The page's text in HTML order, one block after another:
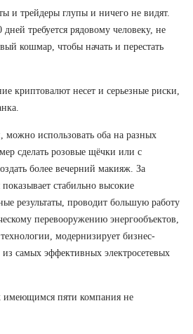
и трейдеры глупы и ничего не видят.
требуется рядовому человеку, не
кошмар, чтобы начать и перестать
криптовалют несет и серьезные риски,
использовать оба на разных
сделать розовые щёчки или с
более вечерний макияж. За
стабильно высокие
результаты, проводит большую работу
перевооружению энергообъектов,
модернизирует бизнес-
самых эффективных электросетевых
имеющимся пяти компания не